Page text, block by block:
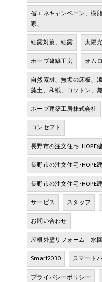
省エネキャンペーン、樹
家、
結露対策、結露
太陽
ホープ建築工房
オム
自然素材、無垢の床板、
藻土、和紙、コットン、
ホープ建築工房株式会社
コンセプト
長野市の注文住宅･HOPE
長野市の注文住宅･HOPE
長野市の注文住宅･HOPE
サービス
スタッフ
お問い合わせ
屋根外壁リフォーム 水
Smart2030
スマート
プライバシーポリシー